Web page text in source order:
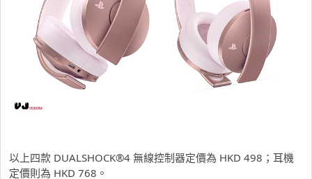
以上四款 DUALSHOCK®4 無線控制器定價為 HKD 498；耳機
定價則為 HKD 768。